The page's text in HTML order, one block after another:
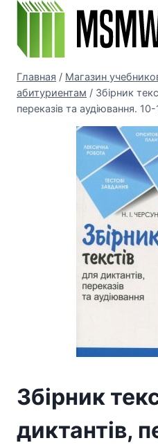
Перейти
содержимому
Главная / Магазин
абитуриентам / Збірник
переказів та аудіювання.
Збірник
диктантів,